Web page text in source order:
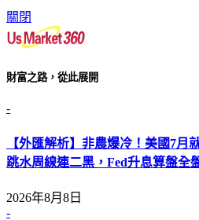
關閉
財富之路，從此展開
-
【外匯解析】非農爆冷！美國7月
跳水周線連二黑，Fed升息算盤全
2026年8月8日
-